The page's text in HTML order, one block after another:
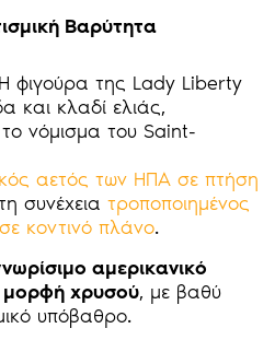
Βαρύτητα
φιγούρα της Lady Liberty
και κλαδί ελιάς,
νόμισμα του Saint-
αετός των ΗΠΑ σε πτήση
συνέχειατροποποιημένος
κοντινό πλάνο.
αμερικανικό
μορφή χρυσού, με βαθύ
υπόβαθρο.